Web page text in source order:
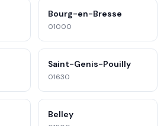
Bourg-en-Bresse
01000
Saint-Genis-Pouilly
01630
Belley